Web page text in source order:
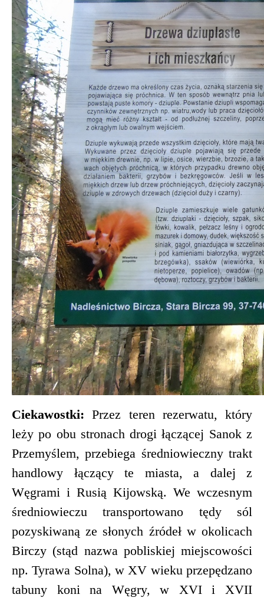
Ciekawostki: Przez teren rezerwatu, który
leży po obu stronach drogi łączącej Sanok z
Przemyślem, przebiega średniowieczny trakt
handlowy łączący te miasta, a dalej z
Węgrami i Rusią Kijowską. We wczesnym
średniowieczu transportowano tędy sól
pozyskiwaną ze słonych źródeł w okolicach
Birczy (stąd nazwa pobliskiej miejscowości
np. Tyrawa Solna), w XV wieku przepędzano
tabuny koni na Węgry, w XVI i XVII